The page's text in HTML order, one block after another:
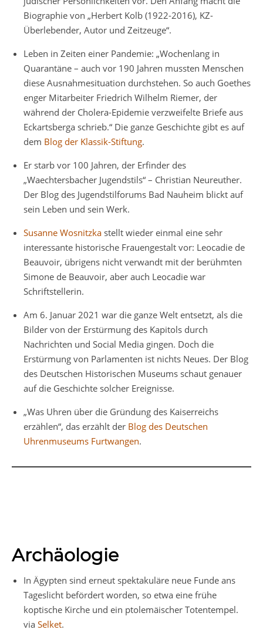
Biographie von „Herbert Kolb (1922-2016), KZ-
Überlebender, Autor und Zeitzeuge“.
Leben in Zeiten einer Pandemie: „Wochenlang in
Quarantäne – auch vor 190 Jahren mussten Menschen
diese Ausnahmesituation durchstehen. So auch Goethes
enger Mitarbeiter Friedrich Wilhelm Riemer, der
während der Cholera-Epidemie verzweifelte Briefe aus
Eckartsberga schrieb.“ Die ganze Geschichte gibt es auf
dem Blog der Klassik-Stiftung.
Er starb vor 100 Jahren, der Erfinder des
„Waechtersbacher Jugendstils“ – Christian Neureuther.
Der Blog des Jugendstilforums Bad Nauheim blickt auf
sein Leben und sein Werk.
Susanne Wosnitzka stellt wieder einmal eine sehr
interessante historische Frauengestalt vor: Leocadie de
Beauvoir, übrigens nicht verwandt mit der berühmten
Simone de Beauvoir, aber auch Leocadie war
Schriftstellerin.
Am 6. Januar 2021 war die ganze Welt entsetzt, als die
Bilder von der Erstürmung des Kapitols durch
Nachrichten und Social Media gingen. Doch die
Erstürmung von Parlamenten ist nichts Neues. Der Blog
des Deutschen Historischen Museums schaut genauer
auf die Geschichte solcher Ereignisse.
„Was Uhren über die Gründung des Kaiserreichs
erzählen“, das erzählt der Blog des Deutschen
Uhrenmuseums Furtwangen.
Archäologie
In Ägypten sind erneut spektakuläre neue Funde ans
Tageslicht befördert worden, so etwa eine frühe
koptische Kirche und ein ptolemäischer Totentempel.
via Selket.